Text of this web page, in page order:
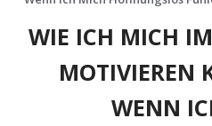
WIE ICH MICH
MOTIVIEREN
WENN